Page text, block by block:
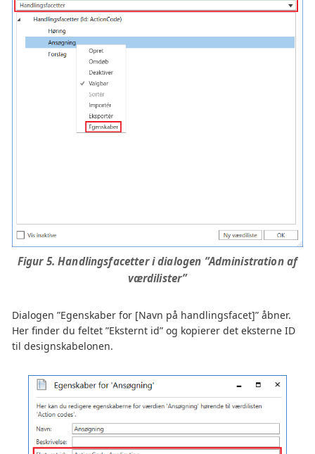
Figur 5. Handlingsfacetter i dialogen ”Administration af
værdilister”
Dialogen ”Egenskaber for [Navn på handlingsfacet]” åbner.
Her finder du feltet ”Eksternt id” og kopierer det eksterne ID
til designskabelonen.